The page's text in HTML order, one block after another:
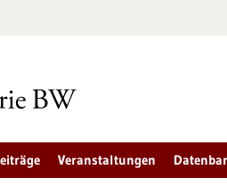
Veranstaltungen